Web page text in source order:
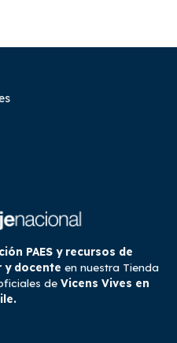
PAES y recursos de
y docente en nuestra Tienda
de Vicens Vives en